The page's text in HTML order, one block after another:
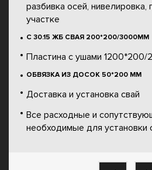
разбивка осей, нивелировка,
участке
С 30.15 ЖБ СВАЯ 200*200/3000ММ
Пластина с ушами
ОБВЯЗКА ИЗ ДОСОК 50*200 ММ
Доставка и установка свай
Все расходные и
необходимые для установки